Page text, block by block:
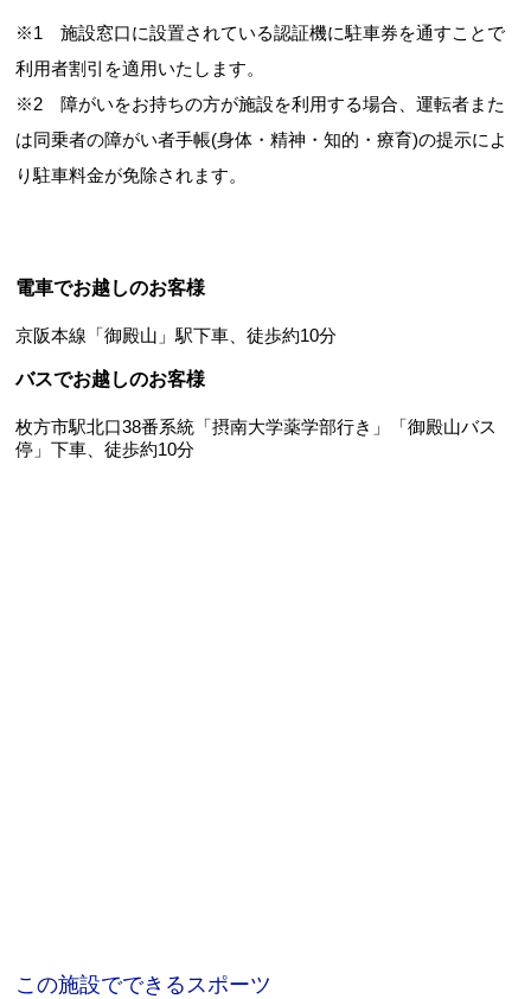
※1 施設窓口に設置されている認証機に駐車券を通すことで
利用者割引を適用いたします。
※2 障がいをお持ちの方が施設を利用する場合、運転者また
は同乗者の障がい者手帳(身体・精神・知的・療育)の提示によ
り駐車料金が免除されます。
電車でお越しのお客様
京阪本線「御殿山」駅下車、徒歩約10分
バスでお越しのお客様
枚方市駅北口38番系統「摂南大学薬学部行き」「御殿山バス
停」下車、徒歩約10分
この施設でできるスポーツ